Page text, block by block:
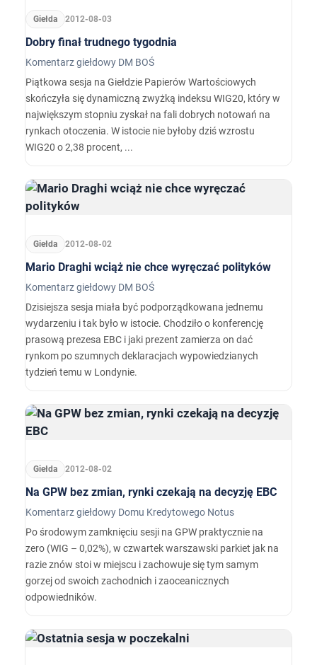
Giełda 2012-08-03
Dobry finał trudnego tygodnia
Komentarz giełdowy DM BOŚ
Piątkowa sesja na Giełdzie Papierów Wartościowych
skończyła się dynamiczną zwyżką indeksu WIG20, który w
największym stopniu zyskał na fali dobrych notowań na
rynkach otoczenia. W istocie nie byłoby dziś wzrostu
WIG20 o 2,38 procent, ...
Giełda 2012-08-02
Mario Draghi wciąż nie chce wyręczać polityków
Komentarz giełdowy DM BOŚ
Dzisiejsza sesja miała być podporządkowana jednemu
wydarzeniu i tak było w istocie. Chodziło o konferencję
prasową prezesa EBC i jaki prezent zamierza on dać
rynkom po szumnych deklaracjach wypowiedzianych
tydzień temu w Londynie.
Giełda 2012-08-02
Na GPW bez zmian, rynki czekają na decyzję EBC
Komentarz giełdowy Domu Kredytowego Notus
Po środowym zamknięciu sesji na GPW praktycznie na
zero (WIG – 0,02%), w czwartek warszawski parkiet jak na
razie znów stoi w miejscu i zachowuje się tym samym
gorzej od swoich zachodnich i zaoceanicznych
odpowiedników.